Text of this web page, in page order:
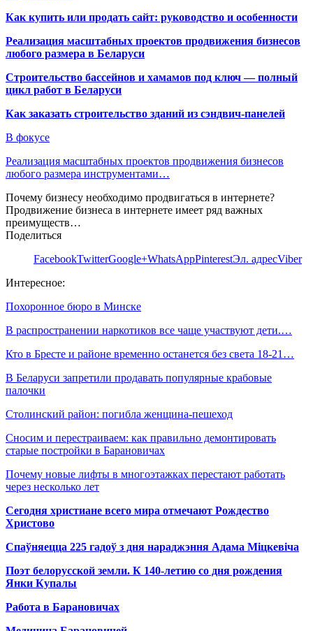
Как купить или продать сайт: руководство и особенности
Реализация масштабных проектов продвижения бизнесов
любого размера в Беларуси
Строительство бассейнов и хамамов под ключ — полный
цикл работ в Беларуси
Как заказать строительство зданий из сэндвич-панелей
В фокусе
Реализация масштабных проектов продвижения бизнесов
любого размера инструментами…
Почему бизнесу необходимо продвигаться в интернете?
Продвижение бизнеса в интернете имеет ряд важных
преимуществ…
Поделиться
FacebookTwitterGoogle+WhatsAppPinterestЭл. адресViber
Интересное:
Похоронное бюро в Минске
В распространении наркотиков все чаще участвуют дети.…
Кто в Бресте и районе временно останется без света 18-21…
В Беларуси запретили продавать популярные крабовые
палочки
Столинский район: погибла женщина-пешеход
Сносим и перестраиваем: как правильно демонтировать
старые постройки в Барановичах
Почему новые лифты в многоэтажках перестают работать
через несколько лет
Сегодня христиане всего мира отмечают Рождество
Христово
Спаўняецца 225 гадоў з дня нараджэння Адама Міцкевіча
Поэт белорусской земли. К 140-летию со дня рождения
Янки Купалы
Работа в Барановичах